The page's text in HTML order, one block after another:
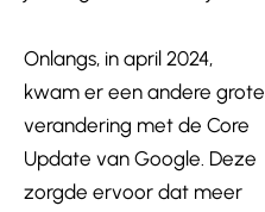
Onlangs, in april 2024,
kwam er een andere grote
verandering met de Core
Update van Google. Deze
zorgde ervoor dat meer